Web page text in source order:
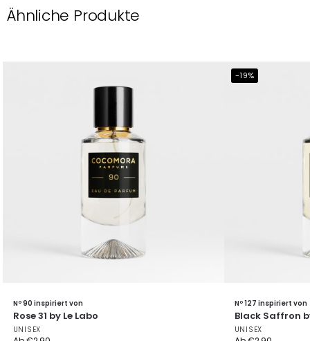
Ähnliche Produkte
Nº 90 inspiriert von
Rose 31 by Le Labo
UNISEX
-19%
Nº 127 inspiriert von
Black Saffron
UNISEX